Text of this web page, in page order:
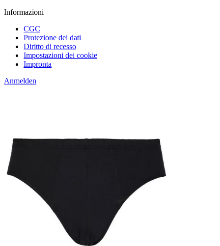
Informazioni
CGC
Protezione dei dati
Diritto di recesso
Impostazioni dei cookie
Impronta
Anmelden